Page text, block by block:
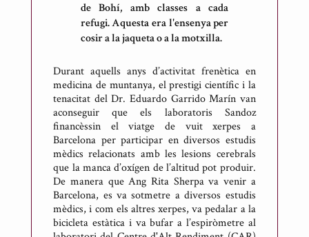
de Bohí, amb classes a cada
refugi. Aquesta era l'ensenya per
cosir a la jaqueta o a la motxilla.
Durant aquells anys d’activitat frenètica en
medicina de muntanya, el prestigi científic i la
tenacitat del Dr. Eduardo Garrido Marín van
aconseguir que els laboratoris Sandoz
financèssin el viatge de vuit xerpes a
Barcelona per participar en diversos estudis
mèdics relacionats amb les lesions cerebrals
que la manca d’oxígen de l’altitud pot produir.
De manera que Ang Rita Sherpa va venir a
Barcelona, es va sotmetre a diversos estudis
mèdics, i com els altres xerpes, va pedalar a la
bicicleta estàtica i va bufar a l’espiròmetre al